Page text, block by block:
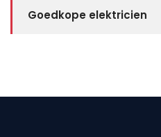
Goedkope elektricien